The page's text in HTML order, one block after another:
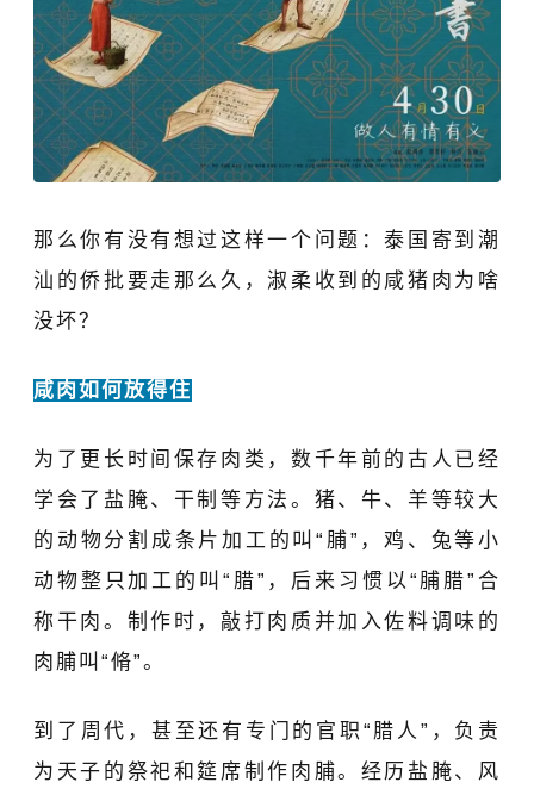
那么你有没有想过这样一个问题：泰国寄到潮
汕的侨批要走那么久，淑柔收到的咸猪肉为啥
没坏？
咸肉如何放得住
为了更长时间保存肉类，数千年前的古人已经
学会了盐腌、干制等方法。猪、牛、羊等较大
的动物分割成条片加工的叫“脯”，鸡、兔等小
动物整只加工的叫“腊”，后来习惯以“脯腊”合
称干肉。制作时，敲打肉质并加入佐料调味的
肉脯叫“脩”。
到了周代，甚至还有专门的官职“腊人”，负责
为天子的祭祀和筵席制作肉脯。经历盐腌、风